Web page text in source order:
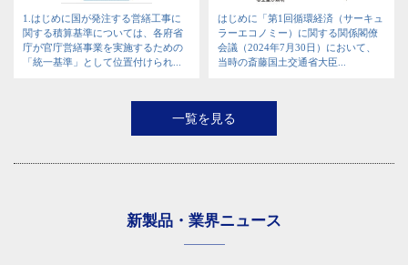
1.はじめに国が発注する営繕工事に
関する積算基準については、各府省
庁が官庁営繕事業を実施するための
「統一基準」として位置付けられ...
はじめに「第1回循環経済（サーキュ
ラーエコノミー）に関する関係閣僚
会議（2024年7月30日）において、
当時の斎藤国土交通省大臣...
一覧を見る
新製品・業界ニュース